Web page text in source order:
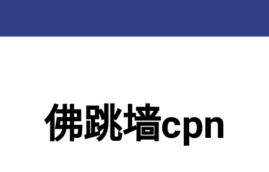
佛跳墙cpn